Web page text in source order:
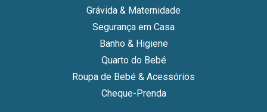
Grávida & Maternidade
Segurança em Casa
Banho & Higiene
Quarto do Bebé
Roupa de Bebé & Acessórios
Cheque-Prenda